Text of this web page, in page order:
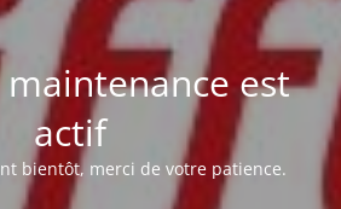
est
actif
bientôt, merci de votre patience.